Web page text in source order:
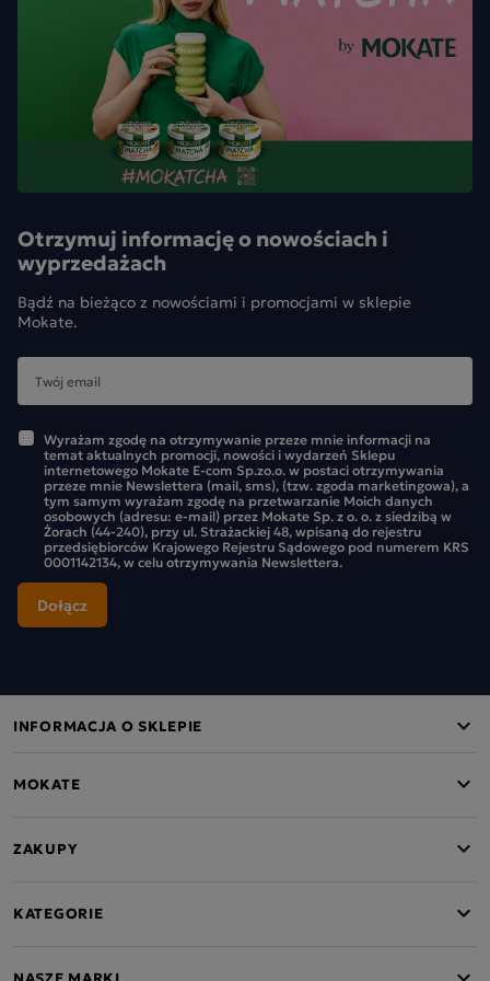
Otrzymuj informację o nowościach i
wyprzedażach
Bądź na bieżąco z nowościami i promocjami w sklepie
Mokate.
Wyrażam zgodę na otrzymywanie przeze mnie informacji na
temat aktualnych promocji, nowości i wydarzeń Sklepu
internetowego Mokate E-com Sp.zo.o. w postaci otrzymywania
przeze mnie Newslettera (mail, sms), (tzw. zgoda marketingowa), a
tym samym wyrażam zgodę na przetwarzanie Moich danych
osobowych (adresu: e-mail) przez Mokate Sp. z o. o. z siedzibą w
Żorach (44-240), przy ul. Strażackiej 48, wpisaną do rejestru
przedsiębiorców Krajowego Rejestru Sądowego pod numerem KRS
0001142134, w celu otrzymywania Newslettera.
INFORMACJA O SKLEPIE
MOKATE
ZAKUPY
KATEGORIE